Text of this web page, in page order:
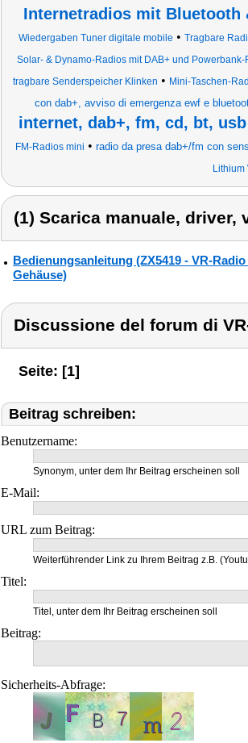
Internetradios mit Bluetooth
Wiedergaben Tuner digitale mobile • Tragbare
Solar- & Dynamo-Radios mit DAB+ und Powerbank-
tragbare Senderspeicher Klinken • Mini-Taschen-
con dab+, avviso di emergenza ewf e
internet, dab+, fm, cd, bt, usb
FM-Radios mini • radio da presa dab+/fm con
Lithium
(1) Scarica manuale, driver,
Bedienungsanleitung (ZX5419 - VR-
Gehäuse)
Discussione del forum di
Seite: [1]
Beitrag schreiben:
Benutzername:
Synonym, unter dem Ihr Beitrag erscheinen soll
E-Mail:
URL zum Beitrag:
Weiterführender Link zu Ihrem Beitrag z.B.
Titel:
Titel, unter dem Ihr Beitrag erscheinen soll
Beitrag:
Sicherheits-Abfrage: